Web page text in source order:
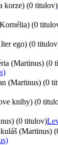
korze) (0 titulov)
(0
ego) (0
(Martinus) (0
(Martinus) (0
knihy) (0
(0 titulov)
(Martinus)